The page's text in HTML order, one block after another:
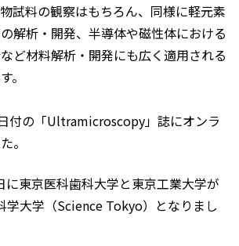
試料の観察はもちろん、同様に軽元素
解析・開発、半導体や磁性体における
ど材料解析・開発にも広く適用される
。
付の「Ultramicroscopy」誌にオンラ
。
に東京医科歯科大学と東京工業大学が
学大学（Science Tokyo）となりまし